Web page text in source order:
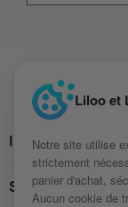
Liloo et
Notre site utilise
strictement
panier d'achat,
Aucun cookie de
INFORMATIONS
SUIVEZ-NOUS